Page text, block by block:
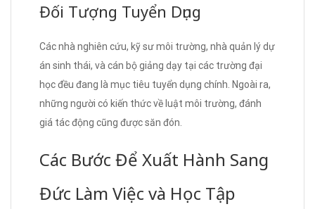
Đối Tượng Tuyển Dụng
Các nhà nghiên cứu, kỹ sư môi trường, nhà quản lý dự
án sinh thái, và cán bộ giảng dạy tại các trường đại
học đều đang là mục tiêu tuyển dụng chính. Ngoài ra,
những người có kiến thức về luật môi trường, đánh
giá tác động cũng được săn đón.
Các Bước Để Xuất Hành Sang
Đức Làm Việc và Học Tập